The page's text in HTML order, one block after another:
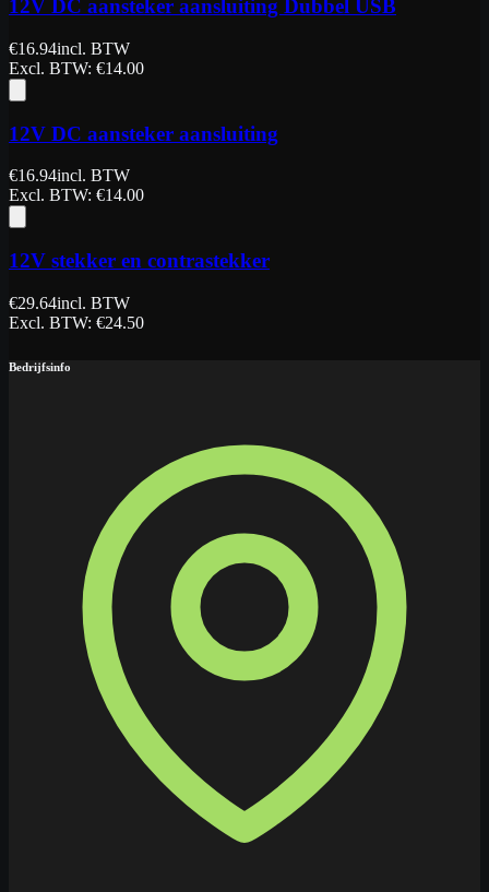
12V DC aansteker aansluiting Dubbel USB
€16.94incl. BTW
Excl. BTW: €14.00
12V DC aansteker aansluiting
€16.94incl. BTW
Excl. BTW: €14.00
12V stekker en contrastekker
€29.64incl. BTW
Excl. BTW: €24.50
Bedrijfsinfo